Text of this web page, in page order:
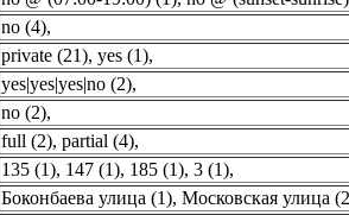
no (4),
private (21), yes (1),
yes|yes|yes|no (2),
no (2),
full (2), partial (4),
135 (1), 147 (1), 185 (1), 3 (1),
Боконбаева улица (1), Московская улица